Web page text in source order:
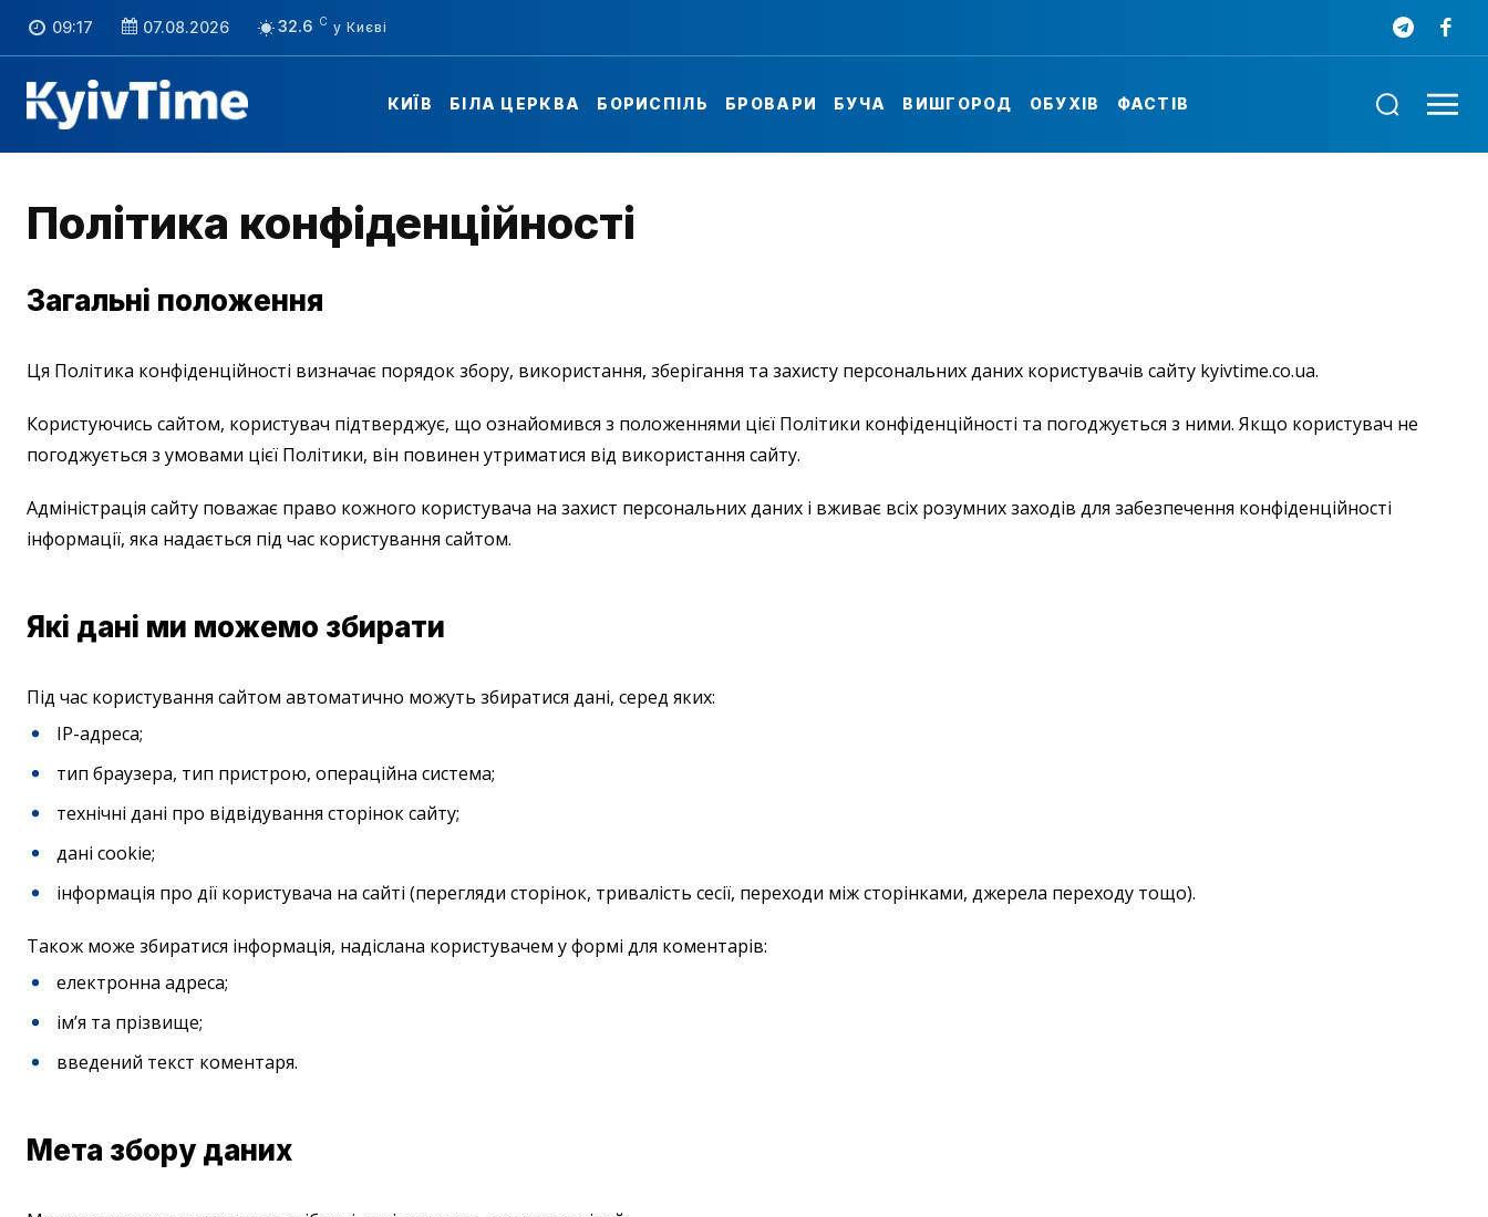
09:17 07.08.2026 32.6 C
КИЇВ БІЛА ЦЕРКВА БОРИСПІЛЬ БРОВАРИ БУЧА ВИШГОРОД ОБУХІВ ФАСТІВ
Політика конфіденційності
Загальні положення
Ця Політика конфіденційності визначає порядок збору, використання, зберігання та захисту персональних даних користувачів сайту kyivtime.co.ua.
Користуючись сайтом, користувач підтверджує, що ознайомився з положеннями цієї Політики конфіденційності та погоджується з ними. Якщо користувач не
погоджується з умовами цієї Політики, він повинен утриматися від використання сайту.
Адміністрація сайту поважає право кожного користувача на захист персональних даних і вживає всіх розумних заходів для забезпечення конфіденційності
інформації, яка надається під час користування сайтом.
Які дані ми можемо збирати
Під час користування сайтом автоматично можуть збиратися дані, серед яких:
IP-адреса;
тип браузера, тип пристрою, операційна система;
технічні дані про відвідування сторінок сайту;
дані cookie;
інформація про дії користувача на сайті (перегляди сторінок, тривалість сесії, переходи між сторінками, джерела переходу тощо).
Також може збиратися інформація, надіслана користувачем у формі для коментарів:
електронна адреса;
ім’я та прізвище;
введений текст коментаря.
Мета збору даних